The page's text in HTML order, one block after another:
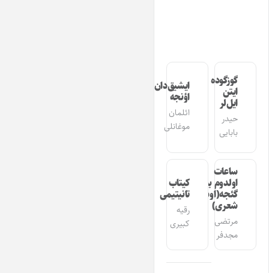
گوزگوده
ایتن
ایل‌لر
حیدر
بابایی
ایشیق‌دان
اؤنجه
ائلمان
موغانلی
ساعات
اولدوم بیر
گئجه(اوشاق
شعری)
مرتضی
مجدفر
کیتاب
تانیتیمی
رقیه
کبیری